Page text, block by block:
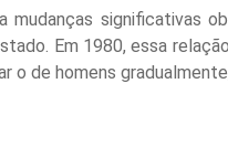
mudanças significativas
Em 1980, essa
o de homens